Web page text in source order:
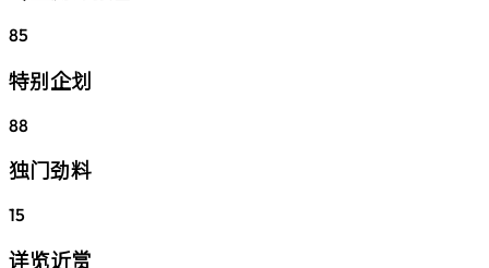
85
特别企划
88
独门劲料
15
详览近赏